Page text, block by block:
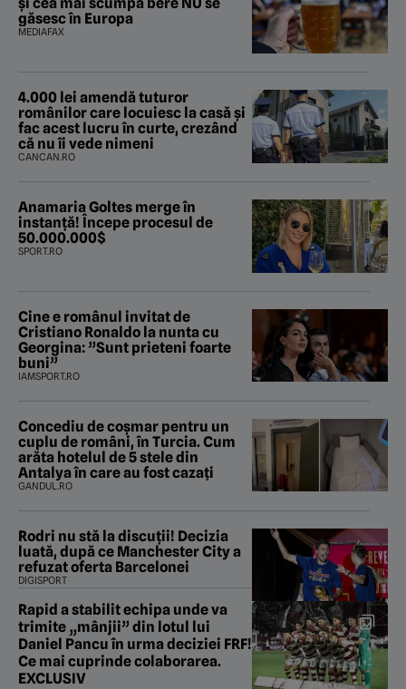
și cea mai scumpă bere NU se
găsesc în Europa
MEDIAFAX
4.000 lei amendă tuturor
românilor care locuiesc la casă și
fac acest lucru în curte, crezând
că nu îi vede nimeni
CANCAN.RO
Anamaria Goltes merge în
instanță! Începe procesul de
50.000.000$
SPORT.RO
Cine e românul invitat de
Cristiano Ronaldo la nunta cu
Georgina: ”Sunt prieteni foarte
buni”
IAMSPORT.RO
Concediu de coșmar pentru un
cuplu de români, în Turcia. Cum
arăta hotelul de 5 stele din
Antalya în care au fost cazați
GANDUL.RO
Rodri nu stă la discuții! Decizia
luată, după ce Manchester City a
refuzat oferta Barcelonei
DIGISPORT
Rapid a stabilit echipa unde va
trimite „mânjii” din lotul lui
Daniel Pancu în urma deciziei FRF!
Ce mai cuprinde colaborarea.
EXCLUSIV